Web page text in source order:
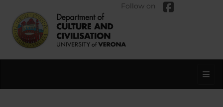
Follow on